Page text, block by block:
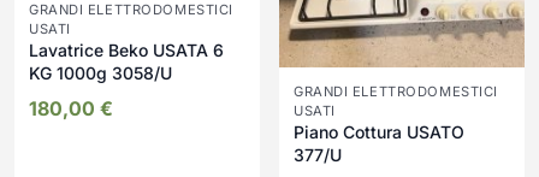
GRANDI ELETTRODOMESTICI
USATI
Lavatrice Beko USATA 6
KG 1000g 3058/U
180,00 €
GRANDI ELETTRODOMESTICI
USATI
Piano Cottura USATO
377/U